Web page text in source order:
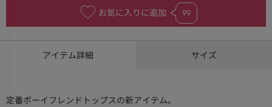
お気に入りに追加 99
アイテム詳細 サイズ
定番ボーイフレンドトップスの新アイテム。